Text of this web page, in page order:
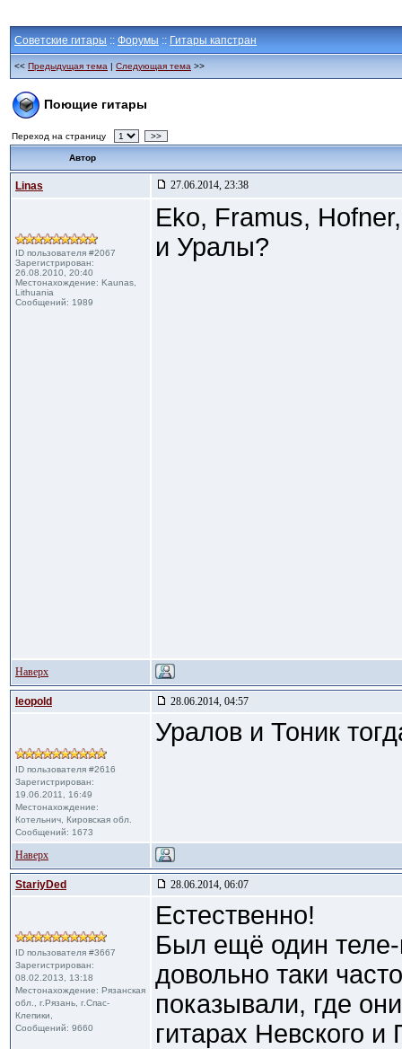
Советские гитары :: Форумы :: Гитары капстран
<< Предыдущая тема | Следующая тема >>
Поющие гитары
Переход на страницу >>
Автор
Linas 27.06.2014, 23:38
ID пользователя #2067
Зарегистрирован:
26.08.2010, 20:40
Местонахождение: Kaunas,
Lithuania
Сообщений: 1989
Eko, Framus,
и Уралы?
Наверх
leopold 28.06.2014, 04:57
ID пользователя #2616
Зарегистрирован:
19.06.2011, 16:49
Местонахождение:
Котельнич, Кировская обл.
Сообщений: 1673
Уралов и Тоник
Наверх
StariyDed 28.06.2014, 06:07
ID пользователя #3667
Зарегистрирован:
08.02.2013, 13:18
Местонахождение: Рязанская
обл., г.Рязань, г.Спас-
Клепики,
Сообщений: 9660
Естественно!
Был ещё один теле-
довольно таки
показывали, где
гитарах Невского и